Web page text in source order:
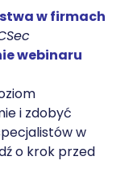
w firmach
webinaru
i zdobyć
w
o krok przed